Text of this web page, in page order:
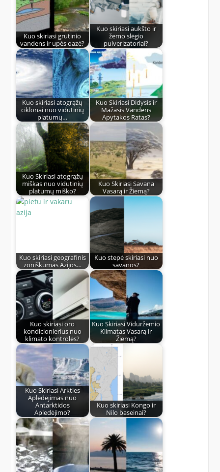
Kuo skiriasi grutinio
vandens ir upės oazė?
Kuo skiriasi aukšto ir
žemo slėgio
pulverizatoriai?
Kuo skiriasi atogrąžų
ciklonai nuo vidutinių
platumų…
Kuo Skiriasi Didysis ir
Mažasis Vandens
Apytakos Ratas?
Kuo Skiriasi atogrąžų
miškas nuo vidutinių
platumų miško?
Kuo Skiriasi Savana
Vasarą ir Žiemą?
Kuo skiriasi geografinis
zoniškumas Azijos…
Kuo stepė skiriasi nuo
savanos?
Kuo skiriasi oro
kondicionierius nuo
klimato kontrolės?
Kuo Skiriasi Viduržemio
Klimatas Vasarą ir
Žiemą?
Kuo Skiriasi Arkties
Apledėjimas nuo
Antarktidos
Apledėjimo?
Kuo skiriasi Kongo ir
Nilo baseinai?